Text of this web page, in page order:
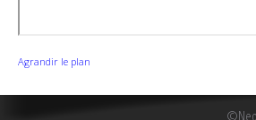
Agrandir le plan